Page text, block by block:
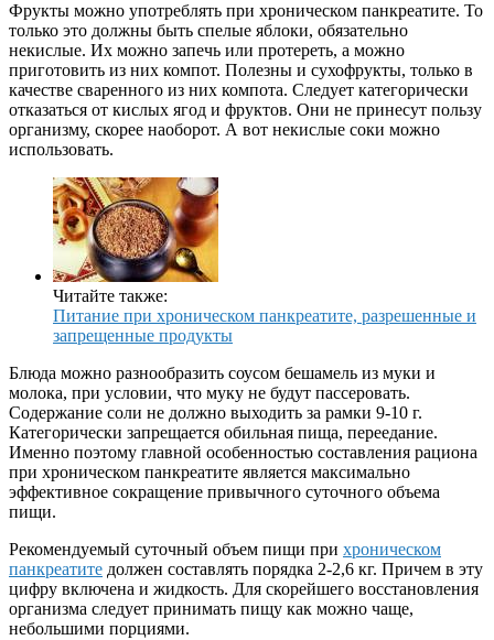
Фрукты можно употреблять при хроническом панкреатите. То
только это должны быть спелые яблоки, обязательно
некислые. Их можно запечь или протереть, а можно
приготовить из них компот. Полезны и сухофрукты, только в
качестве сваренного из них компота. Следует категорически
отказаться от кислых ягод и фруктов. Они не принесут пользу
организму, скорее наоборот. А вот некислые соки можно
использовать.
Читайте также:
Питание при хроническом панкреатите, разрешенные и
запрещенные продукты
Блюда можно разнообразить соусом бешамель из муки и
молока, при условии, что муку не будут пассеровать.
Содержание соли не должно выходить за рамки 9-10 г.
Категорически запрещается обильная пища, переедание.
Именно поэтому главной особенностью составления рациона
при хроническом панкреатите является максимально
эффективное сокращение привычного суточного объема
пищи.
Рекомендуемый суточный объем пищи при хроническом
панкреатите должен составлять порядка 2-2,6 кг. Причем в эту
цифру включена и жидкость. Для скорейшего восстановления
организма следует принимать пищу как можно чаще,
небольшими порциями.